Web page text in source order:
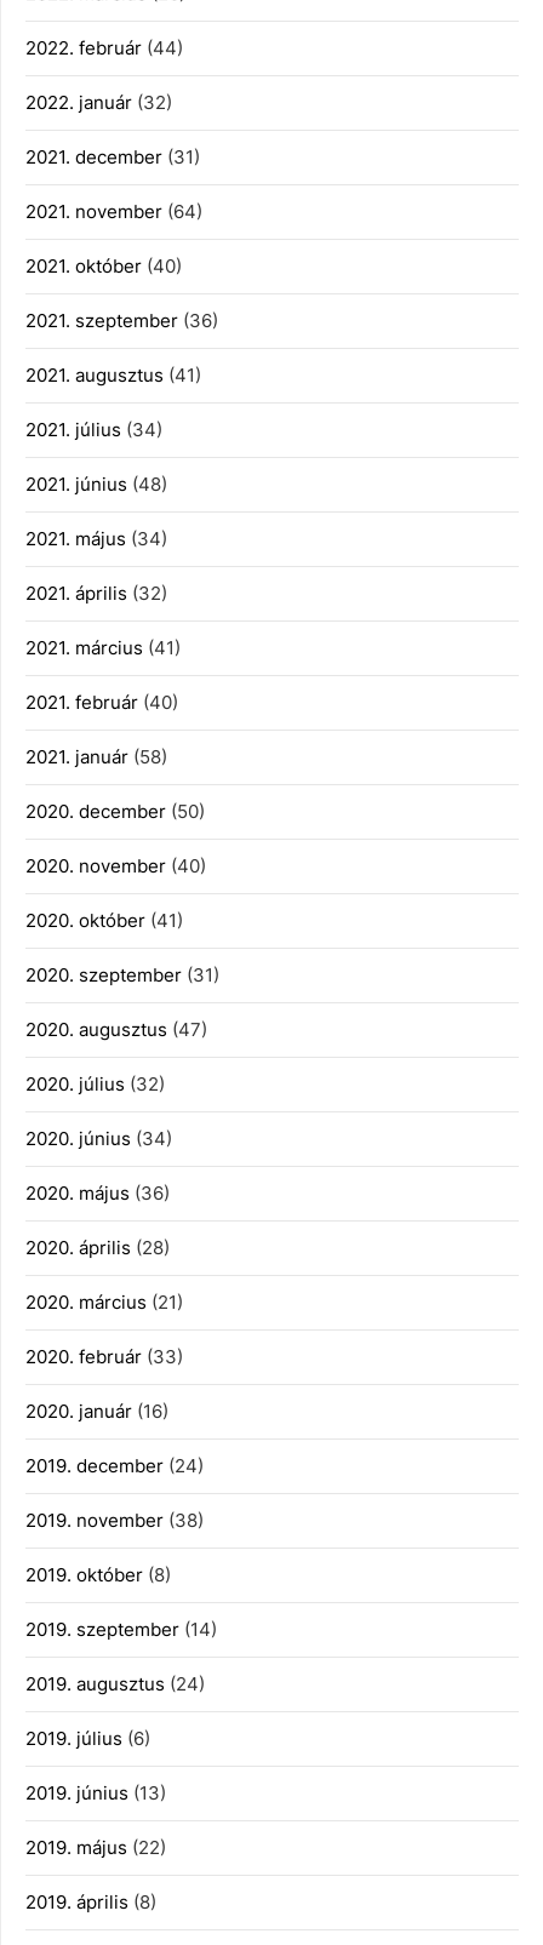
2022. február (44)
2022. január (32)
2021. december (31)
2021. november (64)
2021. október (40)
2021. szeptember (36)
2021. augusztus (41)
2021. július (34)
2021. június (48)
2021. május (34)
2021. április (32)
2021. március (41)
2021. február (40)
2021. január (58)
2020. december (50)
2020. november (40)
2020. október (41)
2020. szeptember (31)
2020. augusztus (47)
2020. július (32)
2020. június (34)
2020. május (36)
2020. április (28)
2020. március (21)
2020. február (33)
2020. január (16)
2019. december (24)
2019. november (38)
2019. október (8)
2019. szeptember (14)
2019. augusztus (24)
2019. július (6)
2019. június (13)
2019. május (22)
2019. április (8)